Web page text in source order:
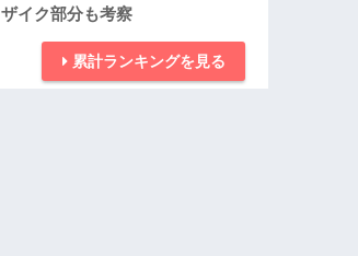
ザイク部分も考察
累計ランキングを見る